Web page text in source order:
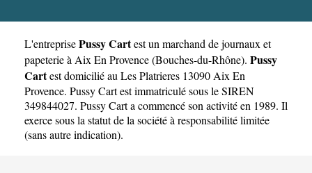
L'entreprisePussy Cartest un marchand de journaux et
papeterie à Aix En Provence(Bouches-du-Rhône). Pussy
Cartest domicilié au Les Platrieres 13090 Aix En
Provence. Pussy Cart est immatriculé sous le SIREN
349844027. Pussy Cart a commencé son activité en 1989. Il
exerce sous la statut de la société à responsabilité limitée
(sans autre indication).